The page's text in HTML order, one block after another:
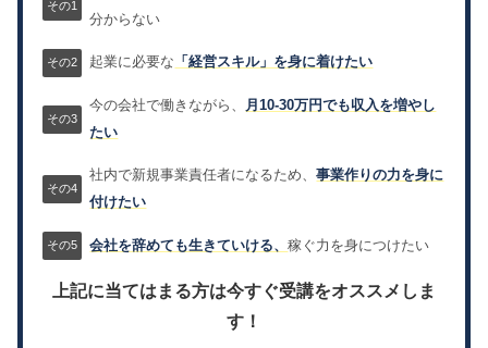
分からない
起業に必要な 「経営スキル」を身に着けたい
今の会社で働きながら、
月10-30万円でも収入を増やし
たい
社内で新規事業責任者になるため、事業作りの力を身に
付けたい
会社を辞めても生きていける、稼ぐ力を身につけたい
上記に当てはまる方は今すぐ受講をオススメしま
す！